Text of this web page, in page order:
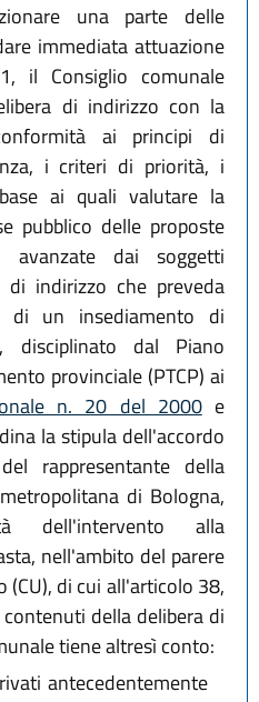
una parte delle
immediata attuazione
il Consiglio comunale
di indirizzo con la
ai principi di
i criteri di priorità, i
ai quali valutare la
pubblico delle proposte
avanzate dai soggetti
di indirizzo che preveda
di un insediamento di
disciplinato dal Piano
provinciale (PTCP) ai
n. 20 del 2000e
la stipula dell'accordo
rappresentante della
di Bologna,
dell'intervento alla
nell'ambito del parere
di cui all'articolo 38,
della delibera di
tiene altresì conto:
antecedentemente